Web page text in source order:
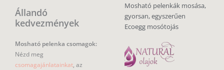
Állandó
kedvezmények
Mosható pelenka csomagok:
Nézd meg
csomagajánlatainkat, az
Mosható pelenkák mosása,
gyorsan, egyszerűen
Ecoegg mosótojás